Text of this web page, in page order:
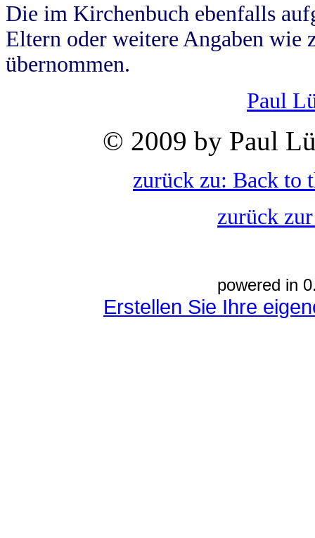
Die im Kirchenbuch ebenfalls
Eltern oder weitere Angaben wie
übernommen.
Paul
© 2009 by Paul
zurück zu: Back to
zurück
powered in
Erstellen Sie Ihre